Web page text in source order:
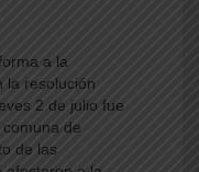
a la
la resolución
2 de julio fue
de
de las